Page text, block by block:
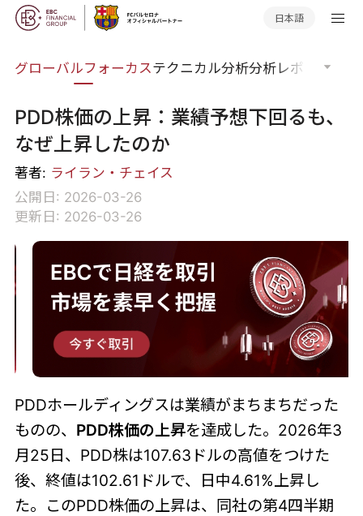
日本語
グローバルフォーカステクニカル分析分析レポート
PDD株価の上昇：業績予想下回るも、
なぜ上昇したのか
著者: ライラン・チェイス
公開日: 2026-03-26
更新日: 2026-03-26
PDDホールディングスは業績がまちまちだった
ものの、 PDD株価の上昇を達成した。2026年3
月25日、PDD株は107.63ドルの高値をつけた
後、終値は102.61ドルで、日中4.61%上昇し
た。このPDD株価の上昇は、同社の第4四半期